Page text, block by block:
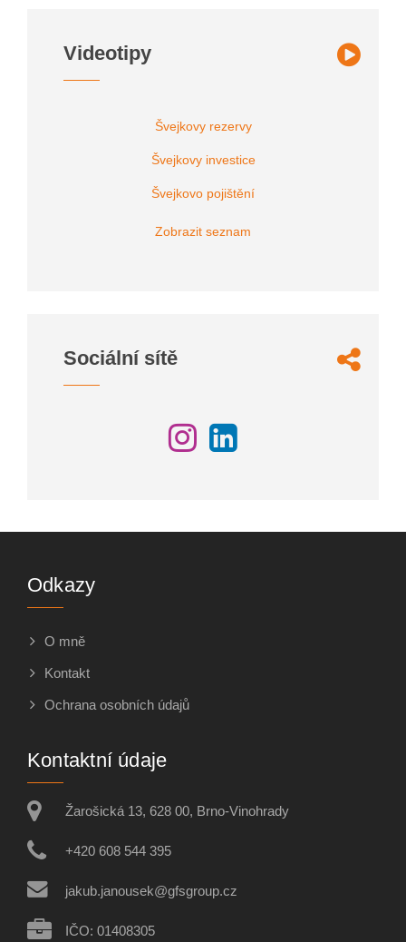
Videotipy
Švejkovy rezervy
Švejkovy investice
Švejkovo pojištění
Zobrazit seznam
Sociální sítě
Odkazy
O mně
Kontakt
Ochrana osobních údajů
Kontaktní údaje
Žarošická 13, 628 00, Brno-Vinohrady
+420 608 544 395
jakub.janousek@gfsgroup.cz
IČO: 01408305